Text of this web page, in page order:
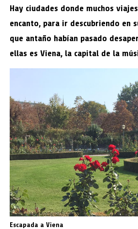
Hay ciudades donde muchos
encanto, para ir descubriendo en
que antaño habían pasado
ellas es Viena, la capital de la
Escapada a Viena